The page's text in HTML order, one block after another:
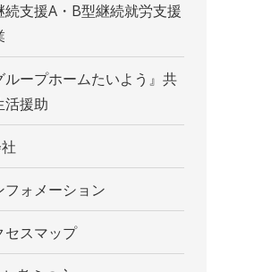
続支援A・B型継続就労支援
ループホームたいよう』共
活援助
フォメーション
セスマップ